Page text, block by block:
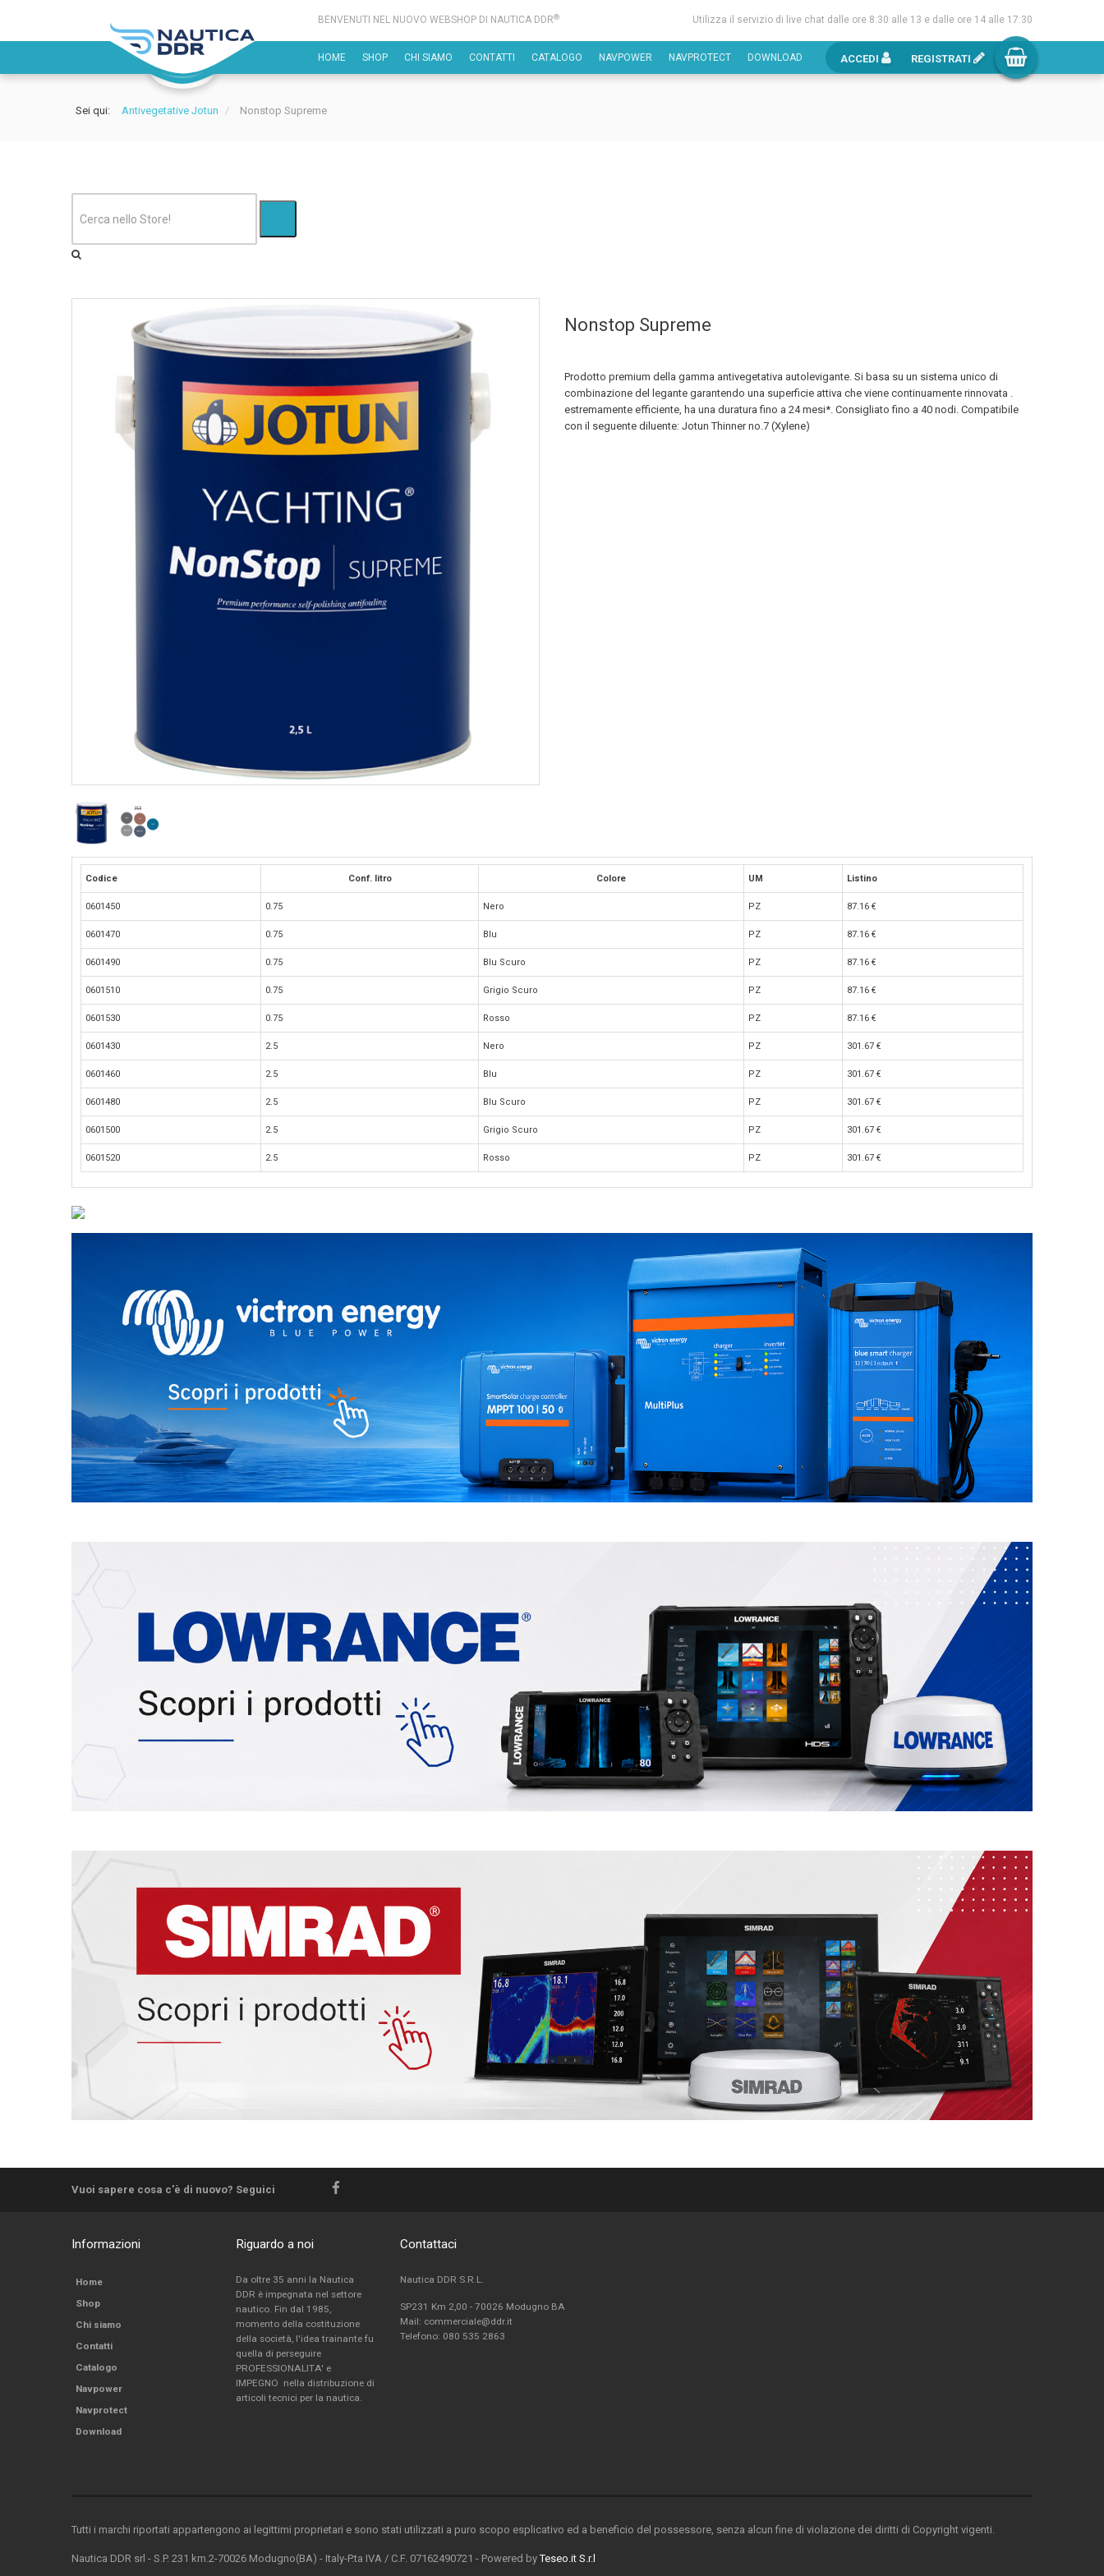
BENVENUTI NEL NUOVO WEBSHOP DI NAUTICA DDR® Utilizza il servizio di live chat dalle ore 8:30 alle 13 e dalle ore 14 alle 17:30
HOME SHOP CHI SIAMO CONTATTI CATALOGO NAVPOWER NAVPROTECT DOWNLOAD ACCEDI REGISTRATI
Sei qui: Antivegetative Jotun / Nonstop Supreme
Nonstop Supreme
Prodotto premium della gamma antivegetativa autolevigante. Si basa su un sistema unico di
combinazione del legante garantendo una superficie attiva che viene continuamente rinnovata .
estremamente efficiente, ha una duratura fino a 24 mesi*. Consigliato fino a 40 nodi. Compatibile
con il seguente diluente: Jotun Thinner no.7 (Xylene)
Codice Conf. litro Colore UM Listino
0601450 0.75 Nero PZ 87.16 €
0601470 0.75 Blu PZ 87.16 €
0601490 0.75 Blu Scuro PZ 87.16 €
0601510 0.75 Grigio Scuro PZ 87.16 €
0601530 0.75 Rosso PZ 87.16 €
0601430 2.5 Nero PZ 301.67 €
0601460 2.5 Blu PZ 301.67 €
0601480 2.5 Blu Scuro PZ 301.67 €
0601500 2.5 Grigio Scuro PZ 301.67 €
0601520 2.5 Rosso PZ 301.67 €
Vuoi sapere cosa c'è di nuovo? Seguici
Informazioni
Home
Shop
Chi siamo
Contatti
Catalogo
Navpower
Navprotect
Download
Riguardo a noi
Da oltre 35 anni la Nautica
DDR è impegnata nel settore
nautico. Fin dal 1985,
momento della costituzione
della società, l'idea trainante fu
quella di perseguire
PROFESSIONALITA' e
IMPEGNO nella distribuzione di
articoli tecnici per la nautica.
Contattaci
Nautica DDR S.R.L.
SP231 Km 2,00 - 70026 Modugno BA
Mail: commerciale@ddr.it
Telefono: 080 535 2863
Tutti i marchi riportati appartengono ai legittimi proprietari e sono stati utilizzati a puro scopo esplicativo ed a beneficio del possessore, senza alcun fine di violazione dei diritti di Copyright vigenti.
Nautica DDR srl - S.P. 231 km.2-70026 Modugno(BA) - Italy-P.ta IVA / C.F. 07162490721 - Powered byTeseo.it S.r.l